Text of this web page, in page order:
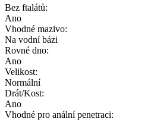
Bez ftalátů:
Ano
Vhodné mazivo:
Na vodní bázi
Rovné dno:
Ano
Velikost:
Normální
Drát/Kost:
Ano
Vhodné pro anální penetraci: